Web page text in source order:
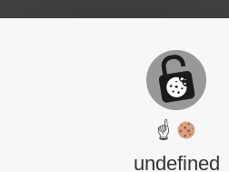
☝
undefined